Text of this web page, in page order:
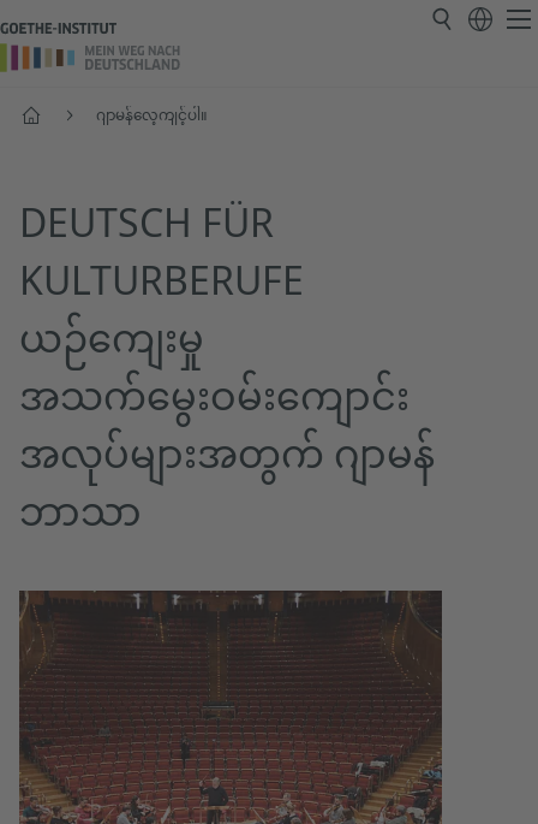
ပင်မစာမျက်နှာဂျာမန်လေ့ကျင့်ပါ။
DEUTSCH FÜR
KULTURBERUFE
ယဉ်ကျေးမှု
အသက်မွေးဝမ်းကျောင်း
အလုပ်များအတွက် ဂျာမန်
ဘာသာ